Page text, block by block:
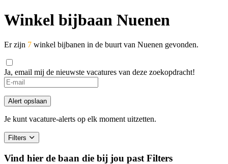
Winkel bijbaan Nuenen
Er zijn 7 winkel bijbanen in de buurt van Nuenen gevonden.
Ja, email mij de nieuwste vacatures van deze zoekopdracht!
If
you
are
a
human,
this
field
Alert opslaan
Je kunt vacature-alerts op elk moment uitzetten.
Filters
Vind hier de baan die bij jou past Filters